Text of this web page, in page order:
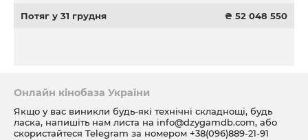
Потяг у 31 грудня ₴ 52 048 550
Онлайн кінобаза України
Якщо у вас виникли будь-які технічні складнощі, будь
ласка, напишіть нам листа на info@dzygamdb.com, або
скористайтеся Telegram за номером +38(096)889-21-91